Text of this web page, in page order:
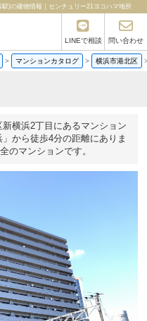
)の建物情報｜センチュリー21ヨコハマ地所
LINEで相談 問い合わせ
> マンションカタログ > 横浜市港北区
横浜2丁目にあるマンション
から徒歩4分の距離にありま
のマンションです。